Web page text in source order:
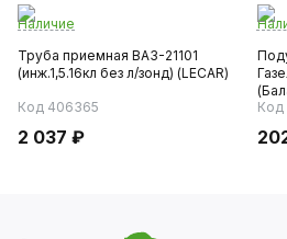
Наличие
Труба приемная ВАЗ-21101
(инж.1,5.16кл без л/зонд) (LECAR)
Код 406365
2 037 ₽
Код